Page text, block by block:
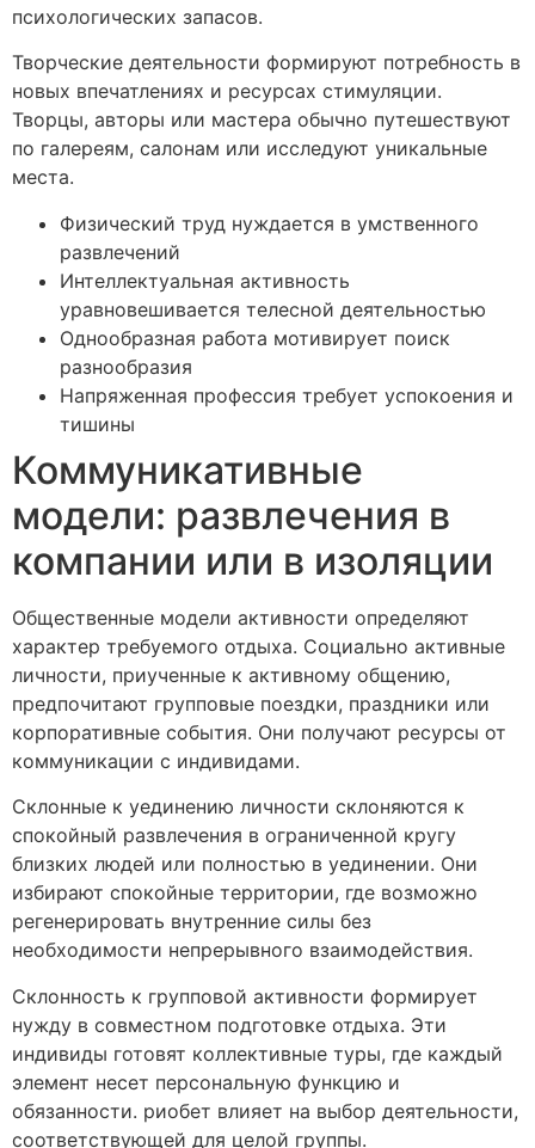
психологических запасов.
Творческие деятельности формируют потребность в
новых впечатлениях и ресурсах стимуляции.
Творцы, авторы или мастера обычно путешествуют
по галереям, салонам или исследуют уникальные
места.
Физический труд нуждается в умственного
развлечений
Интеллектуальная активность
уравновешивается телесной деятельностью
Однообразная работа мотивирует поиск
разнообразия
Напряженная профессия требует успокоения и
тишины
Коммуникативные
модели: развлечения в
компании или в изоляции
Общественные модели активности определяют
характер требуемого отдыха. Социально активные
личности, приученные к активному общению,
предпочитают групповые поездки, праздники или
корпоративные события. Они получают ресурсы от
коммуникации с индивидами.
Склонные к уединению личности склоняются к
спокойный развлечения в ограниченной кругу
близких людей или полностью в уединении. Они
избирают спокойные территории, где возможно
регенерировать внутренние силы без
необходимости непрерывного взаимодействия.
Склонность к групповой активности формирует
нужду в совместном подготовке отдыха. Эти
индивиды готовят коллективные туры, где каждый
элемент несет персональную функцию и
обязанности. риобет влияет на выбор деятельности,
соответствующей для целой группы.